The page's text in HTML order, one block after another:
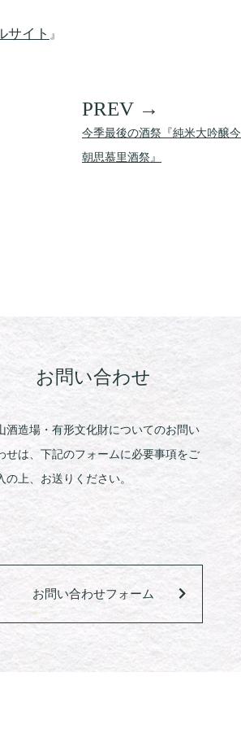
サイト 』
今季最後の酒祭『純米大吟醸今
朝思慕里酒祭』
お問い合わせ
酒造場・有形文化財についてのお問い
せは、下記のフォームに必要事項をご
の上、お送りください。
お問い合わせフォーム